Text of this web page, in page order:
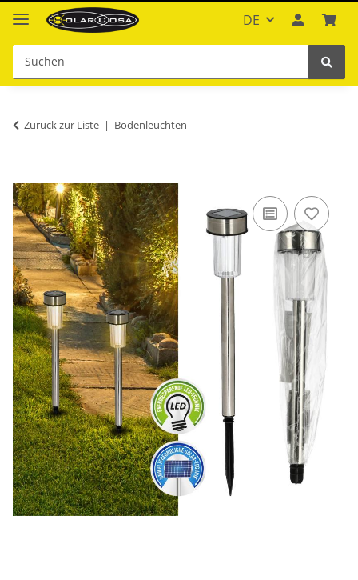
DE
Zurück zur Liste Bodenleuchten